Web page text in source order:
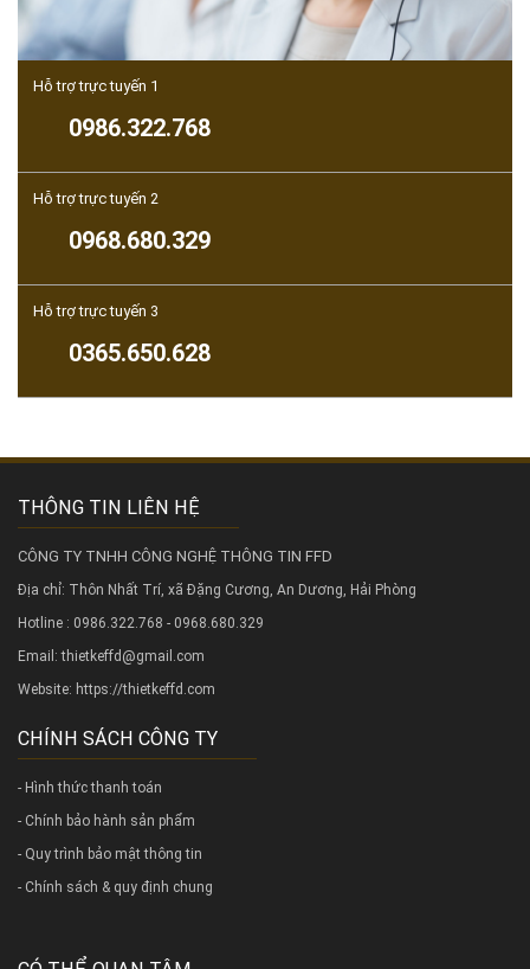
Hỗ trợ trực tuyến 1
0986.322.768
Hỗ trợ trực tuyến 2
0968.680.329
Hỗ trợ trực tuyến 3
0365.650.628
THÔNG TIN LIÊN HỆ
CÔNG TY TNHH CÔNG NGHỆ THÔNG TIN FFD
Địa chỉ: Thôn Nhất Trí, xã Đặng Cương, An Dương, Hải Phòng
Hotline : 0986.322.768 - 0968.680.329
Email: thietkeffd@gmail.com
Website: https://thietkeffd.com
CHÍNH SÁCH CÔNG TY
- Hình thức thanh toán
- Chính bảo hành sản phẩm
- Quy trình bảo mật thông tin
- Chính sách & quy định chung